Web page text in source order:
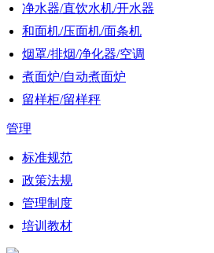
净水器/直饮水机/开水器
和面机/压面机/面条机
烟罩/排烟/净化器/空调
煮面炉/自动煮面炉
留样柜/留样秤
管理
标准规范
政策法规
管理制度
培训教材